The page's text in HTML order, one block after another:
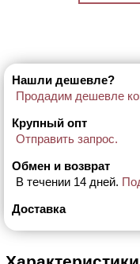
Нашли дешевле?
Продадим дешевле
Крупный опт
Отправить запрос.
Обмен и возврат
В течении 14 дней.
Доставка